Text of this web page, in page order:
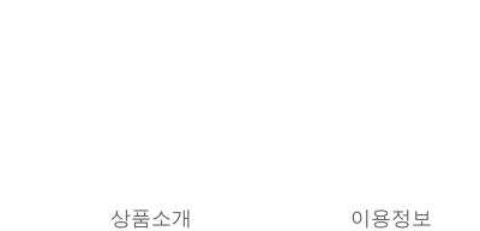
상품소개 이용정보